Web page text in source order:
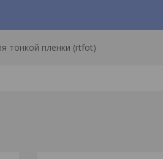
тонкой пленки (rtfot)